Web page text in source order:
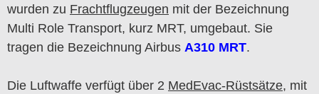
wurden zu Frachtflugzeugen mit der Bezeichnung
Multi Role Transport, kurz MRT, umgebaut. Sie
tragen die Bezeichnung Airbus A310 MRT.
Die Luftwaffe verfügt über 2 MedEvac-Rüstsätze, mit